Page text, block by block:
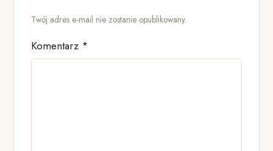
Twój adres e-mail nie zostanie opublikowany.
Komentarz *